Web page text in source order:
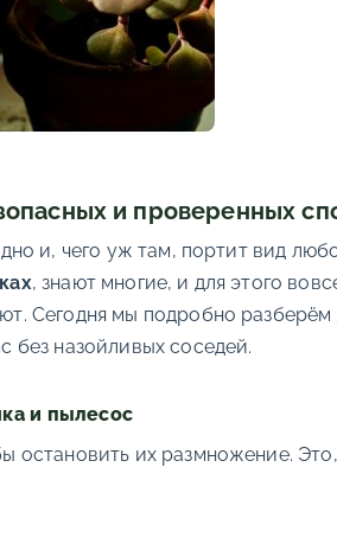
и проверенных
и, чего уж там, портит вид
, знают многие, и для этого
Сегодня мы подробно
без назойливых соседей.
и пылесос
остановить их размножение.